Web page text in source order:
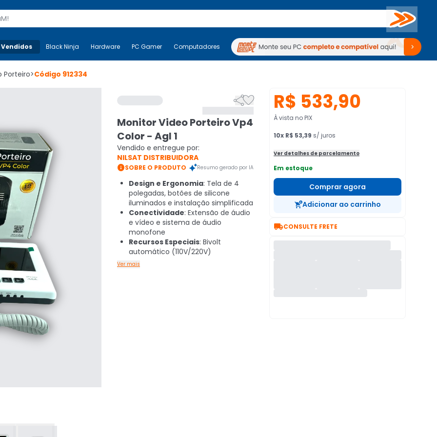
Buscar
Mais-v- Black Ninja Hardware PC Gamer Computadores Periféricos TV Venda no KaBuM!
Black Ninja Hardware PC Gamer Computadores Periféricos TV Venda no KaBuM!
Porteiro>Código 912334

Monitor Video Porteiro Vp4
Color - Agl 1
Vendido e entregue por:
NILSAT DISTRIBUIDORA
SOBRE O PRODUTO Resumo gerado por IA
Design e Ergonomia: Tela de 4
polegadas, botões de silicone
iluminados e instalação simplificada
Conectividade: Extensão de áudio
e vídeo e sistema de áudio
monofone
Recursos Especiais: Bivolt
automático (110V/220V)
Ver mais
R$ 533,90
À vista no PIX
10x R$ 53,39 s/ juros
Ver detalhes de parcelamento
Em estoque
Comprar agora
Adicionar ao carrinho
CONSULTE FRETE